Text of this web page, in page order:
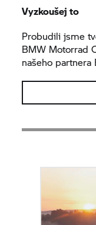
Vyzkoušej to
Probudili jsme
BMW Motorrad
našeho partnera